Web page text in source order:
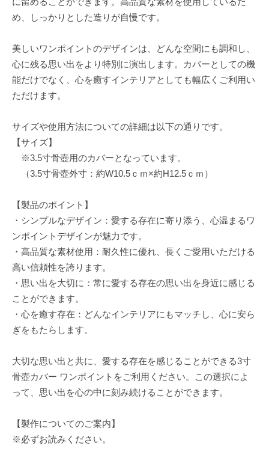
め、しっかりとした造りが自慢です。
美しいワンポイントのデザインは、どんな空間にも調和し、
心に残る思い出をより特別に演出します。カバーとしての機
能だけでなく、心を癒すインテリアとしても幅広くご利用い
ただけます。
サイズや使用方法についての詳細は以下の通りです。
【サイズ】
※3.5寸骨壺用のカバーとなっています。
（3.5寸骨壺外寸：約W10.5ｃｍ×約H12.5ｃｍ）
【製品のポイント】
・シンプルなデザイン：愛する存在に寄り添う、心温まるワ
ンポイントデザインが魅力です。
・高品質な素材使用：耐久性に優れ、長くご愛用いただける
高い信頼性を誇ります。
・思い出を大切に：常に愛する存在の思い出を身近に感じる
ことができます。
・心を癒す存在：どんなインテリアにもマッチし、心に安ら
ぎをもたらします。
大切な思い出と共に、愛する存在を感じることができる3寸
骨壺カバー ワンポイントをご利用ください。この選択によ
って、思い出を心の中に刻み続けることができます。
【製作についてのご案内】
※必ずお読みください。